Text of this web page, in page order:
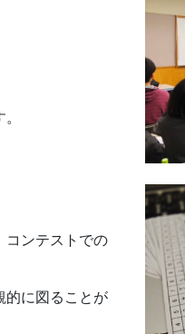
コンテストでの
的に図ることが